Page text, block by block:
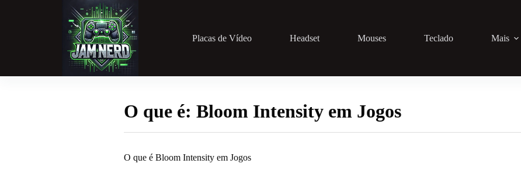
Placas de Vídeo Headset Mouses Teclado Mais
O que é: Bloom Intensity em Jogos
O que é Bloom Intensity em Jogos